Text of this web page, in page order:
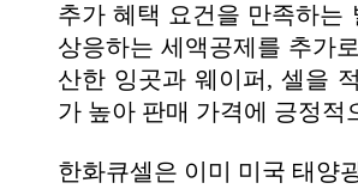
추가 혜택 요건을 만족하는
상응하는 세액공제를 추가
산한 잉곳과 웨이퍼, 셀을
가 높아 판매 가격에 긍정적
한화큐셀은 이미 미국 태양